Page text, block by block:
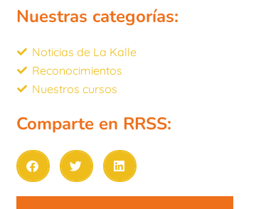
Nuestras categorías:
Noticias de La Kalle
Reconocimientos
Nuestros cursos
Comparte en RRSS: